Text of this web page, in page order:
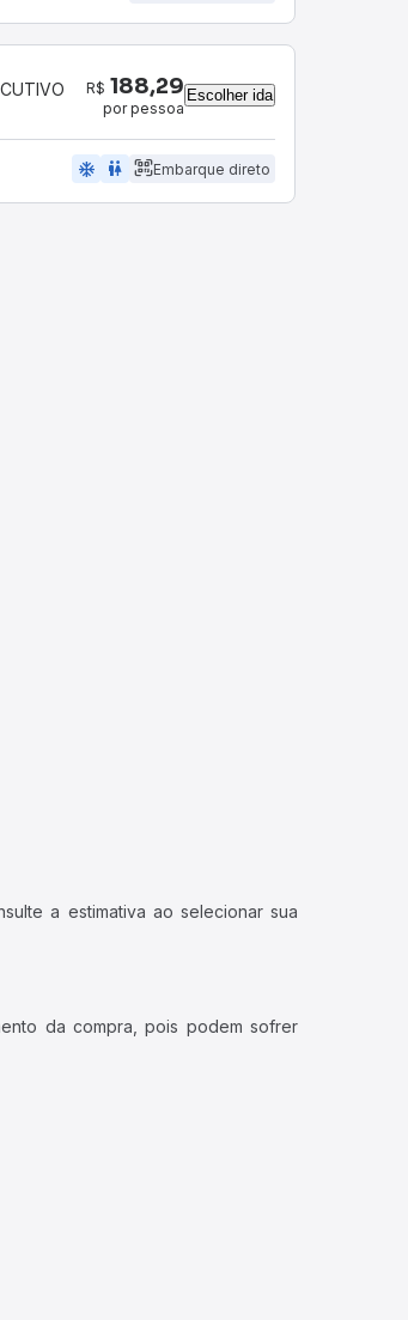
R$ 188,29
por pessoa
Escolher ida
ac_unit wc Embarque direto
a estimativa ao selecionar sua
da compra, pois podem sofrer